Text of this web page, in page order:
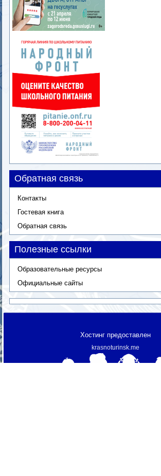
Обратная связь
Контакты
Гостевая книга
Обратная связь
Полезные ссылки
Образовательные ресурсы
Официальные сайты
Хостинг предоставлен
krasnoturinsk.me